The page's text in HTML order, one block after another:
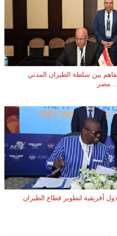
بين سلطة الطيران المدني
مصر
أفريقية لتطوير قطاع الطيران